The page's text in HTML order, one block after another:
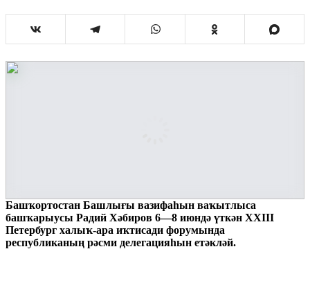
Башҡортостан Башлығы вазифаһын ваҡытлыса
башҡарыусы Радий Хәбиров 6—8 июндә үткән ХХIII
Петербург халыҡ-ара иҡтисади форумында
республиканың рәсми делегацияһын етәкләй.